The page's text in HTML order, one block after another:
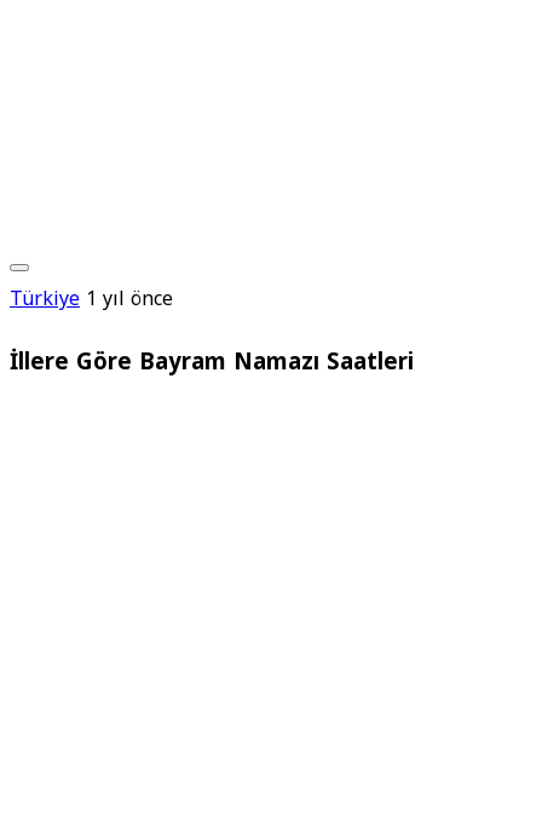
Türkiye 1 yıl önce
İllere Göre Bayram Namazı Saatleri